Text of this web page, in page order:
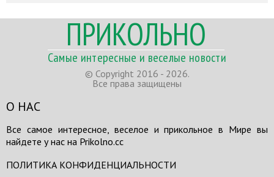
ПРИКОЛЬНО
Самые интересные и веселые новости
© Copyright 2016 - 2026.
Все права защищены
О НАС
Все самое интересное, веселое и прикольное в Мире вы
найдете у нас на Prikolno.cc
ПОЛИТИКА КОНФИДЕНЦИАЛЬНОСТИ